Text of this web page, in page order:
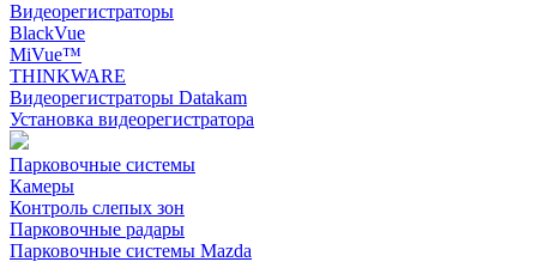
Видеорегистраторы
BlackVue
MiVue™
THINKWARE
Видеорегистраторы Datakam
Установка видеорегистратора
Парковочные системы
Камеры
Контроль слепых зон
Парковочные радары
Парковочные системы Mazda